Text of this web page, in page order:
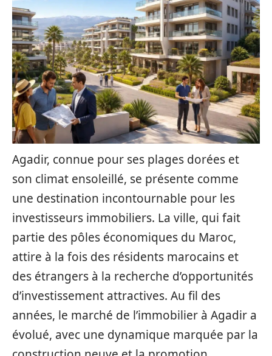
Agadir, connue pour ses plages dorées et
son climat ensoleillé, se présente comme
une destination incontournable pour les
investisseurs immobiliers. La ville, qui fait
partie des pôles économiques du Maroc,
attire à la fois des résidents marocains et
des étrangers à la recherche d’opportunités
d’investissement attractives. Au fil des
années, le marché de l’immobilier à Agadir a
évolué, avec une dynamique marquée par la